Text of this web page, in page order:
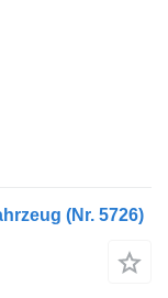
(Nr. 5726)